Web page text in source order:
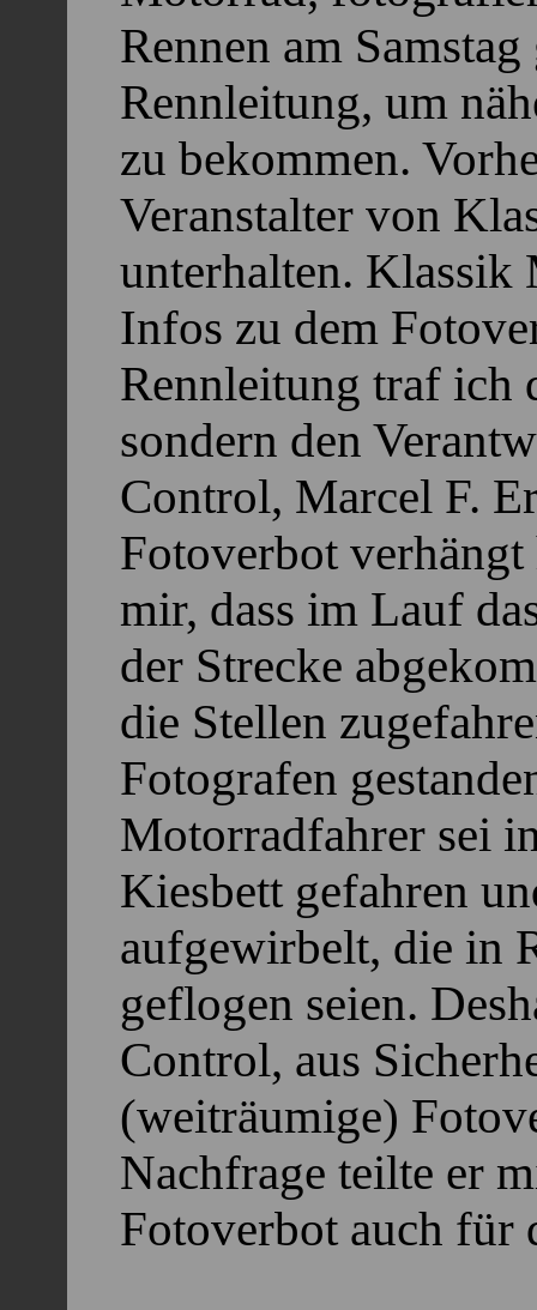
Rennen am
Rennleitung, um
zu bekommen.
Veranstalter von
unterhalten. Klassik
Infos zu dem
Rennleitung traf ich
sondern den
Control, Marcel F.
Fotoverbot
mir, dass im Lauf
der Strecke
die Stellen
Fotografen
Motorradfahrer sei
Kiesbett gefahren
aufgewirbelt, die in
geflogen seien.
Control, aus
(weiträumige)
Nachfrage teilte er
Fotoverbot auch für